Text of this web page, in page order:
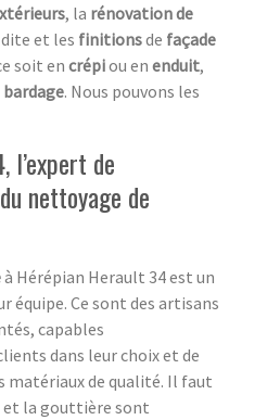
, la rénovation de
et les finitionsde façade
soit en crépiou en enduit,
bardage. Nous pouvons les
l’expert de
nettoyage de
à Hérépian Herault 34 est un
équipe. Ce sont des artisans
capables
dans leur choix et de
matériaux de qualité. Il faut
et la gouttière sont